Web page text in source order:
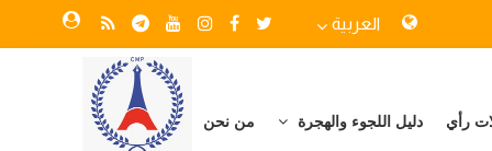
العربية
رأي دليل اللجوء والهجرة من نحن